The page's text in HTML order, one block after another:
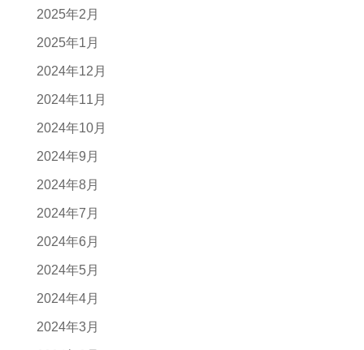
2025年2月
2025年1月
2024年12月
2024年11月
2024年10月
2024年9月
2024年8月
2024年7月
2024年6月
2024年5月
2024年4月
2024年3月